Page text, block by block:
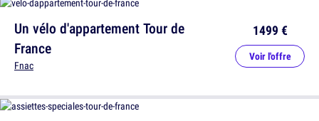
Un vélo d'appartement Tour de
France
Fnac
1499 €
Voir l'offre